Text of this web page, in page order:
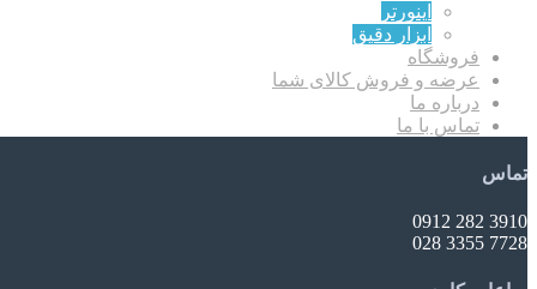
اینورتر
ابزار دقیق
فروشگاه
عرضه و فروش کالای شما
درباره ما
تماس با ما
تماس
3910 282 0912
7728 3355 028